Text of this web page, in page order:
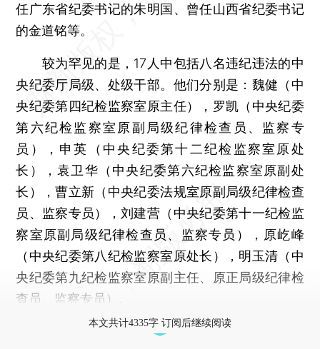
任广东省纪委书记的朱明国、曾任山西省纪委书记
的金道铭等。
较为罕见的是，17人中包括八名违纪违法的中
央纪委厅局级、处级干部。他们分别是：魏健（中
央纪委第四纪检监察室原主任），罗凯（中央纪委
第六纪检监察室原副局级纪律检查员、监察专
员），申英（中央纪委第十二纪检监察室原处
长），袁卫华（中央纪委第六纪检监察室原副处
长），曹立新（中央纪委法规室原副局级纪律检查
员、监察专员），刘建营（中央纪委第十一纪检监
察室原副局级纪律检查员、监察专员），原屹峰
（中央纪委第八纪检监察室原处长），明玉清（中
央纪委第九纪检监察室原副主任、原正局级纪律检
查员、监察专员）。
本文共计4335字 订阅后继续阅读